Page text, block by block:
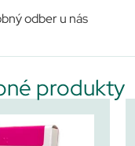
odber u nás
produkty